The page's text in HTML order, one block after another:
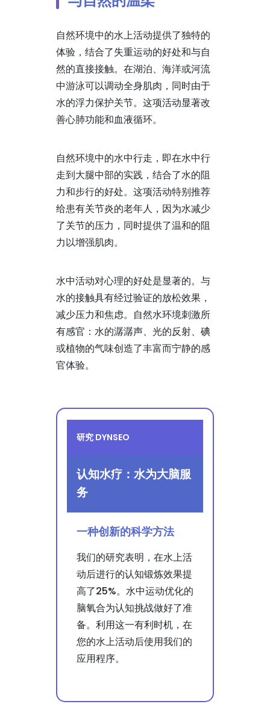
自然环境中的水上活动提供了独特的
体验，结合了失重运动的好处和与自
然的直接接触。在湖泊、海洋或河流
中游泳可以调动全身肌肉，同时由于
水的浮力保护关节。这项活动显著改
善心肺功能和血液循环。
自然环境中的水中行走，即在水中行
走到大腿中部的实践，结合了水的阻
力和步行的好处。这项活动特别推荐
给患有关节炎的老年人，因为水减少
了关节的压力，同时提供了温和的阻
力以增强肌肉。
水中活动对心理的好处是显著的。与
水的接触具有经过验证的放松效果，
减少压力和焦虑。自然水环境刺激所
有感官：水的潺潺声、光的反射、碘
或植物的气味创造了丰富而宁静的感
官体验。
研究 DYNSEO
认知水疗：水为大脑服
务
一种创新的科学方法
我们的研究表明，在水上活
动后进行的认知锻炼效果提
高了25%。水中运动优化的
脑氧合为认知挑战做好了准
备。利用这一有利时机，在
您的水上活动后使用我们的
应用程序。